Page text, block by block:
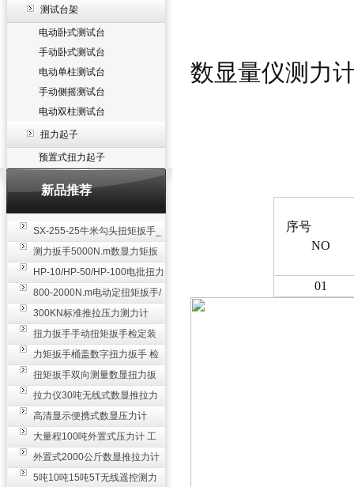
测试台架
电动卧式测试台
手动卧式测试台
电动单柱测试台
手动侧摇测试台
电动双柱测试台
扭力起子
预置式扭力起子
新品推荐
SX-255-25牛米勾头扭矩扳手_
螺栓紧固扭力扳手
测力扳手5000N.m数显力矩扳
手 非标扭力扳手工业级
HP-10/HP-50/HP-100电批扭力
测试仪,测量仪
800-2000N.m电动定扭矩扳手/
扭矩电动扳手
300KN标准推拉压力测力计
_0.3级数显压力仪
扭力扳手手动扭矩扳手检定装
置 50-100N扳手测量仪器
力矩扳手桶盖数字扭力扳手 检
测瓶盖拧紧扭矩工具
扭矩扳手双向测量数显扭力扳
手 2000N,m力矩扳手价格
拉力仪30吨无线式数显推拉力
计 数字显示测力计80T
高清显示便携式数显压力计
300N500n_手持电子测力计
大量程100吨外置式压力计 工
业用数显测力计价格
外置式2000公斤数显推拉力计
_数字拉力压力测试仪
5吨10吨15吨5T无线遥控测力
数显量仪测力
序
NO
01